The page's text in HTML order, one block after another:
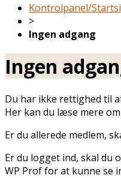
Kontrolpanel/
>
Ingen adgang
Ingen
Du har ikke rettighed til
Her kan du læse mere
Er du allerede medlem,
Er du logget ind, skal du
WP Prof for at kunne se